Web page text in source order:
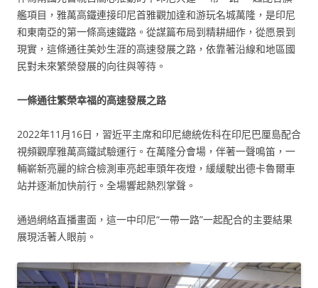
艦項目，雅萬高鐵連接印尼首雅觀加達和游玩名城萬隆，是印尼
和東南亞的第一條高速鐵路。從謀篇布局到精耕細作，從愿景到
現實，這條通往美妙生涯的高速發展之路，依靠著沿線和地區國
民對未來繁榮發展的向往與等待。
一條通往繁榮幸福的高速發展之路
2022年11月16日，習近平主席和印尼總統佐科在印尼巴厘島配合
視頻觀摩雅萬高鐵試驗運行。在萬隆分會場，伴著一聲鳴笛，一
輛嶄新亮麗的綜合檢測車亮起車頭年夜燈，緩緩駛出德卡魯爾車
站并逐漸加快前行。全場響起熱烈掌聲。
通過網絡直播畫面，這一中印尼“一帶一路”一起配合的主要結果
展現活著人眼前。